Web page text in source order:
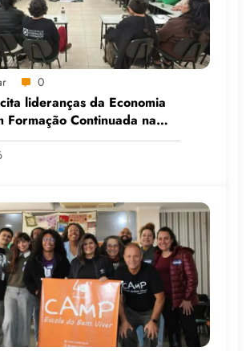
0
lideranças da Economia
Formação Continuada na
Assentamento do MST, em